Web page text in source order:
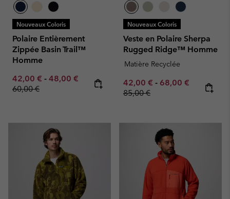
Nouveaux Coloris
Polaire Entièrement
Zippée Basin Trail™
Homme
Minimum sale price:
42,00 € - Maximum sale price:
48,00 € Regular price:
60,00 €
Nouveaux Coloris
Veste en Polaire Sherpa
Rugged Ridge™ Homme
Matière Recyclée
Minimum sale price:
42,00 € - Maximum sale
68,00 € Regular
85,00 €